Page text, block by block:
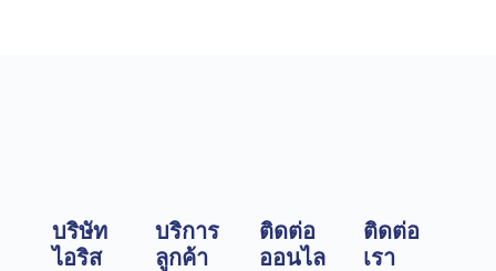
บริษัท
ไอริส
บริการ
ลูกค้า
ติดต่อ
ออนไล
ติดต่อ
เรา